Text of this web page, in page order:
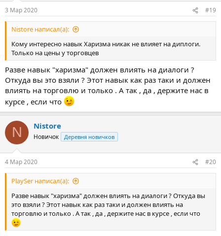
3 Мар 2020 #19
Nistore написал(а):
Кому интересно навык Харизма никак не влияет на диплоги.
Только на цены у торговцев
Разве навык "харизма" должен влиять на диалоги ?
Откуда вы это взяли ? Этот навык как раз таки и должен
влиять на торговлю и только . А так , да , держите нас в
курсе , если что
N Nistore
Новичок Деревня новичков
4 Мар 2020 #20
PlaySer написал(а):
Разве навык "харизма" должен влиять на диалоги ? Откуда вы
это взяли ? Этот навык как раз таки и должен влиять на
торговлю и только . А так , да , держите нас в курсе , если что